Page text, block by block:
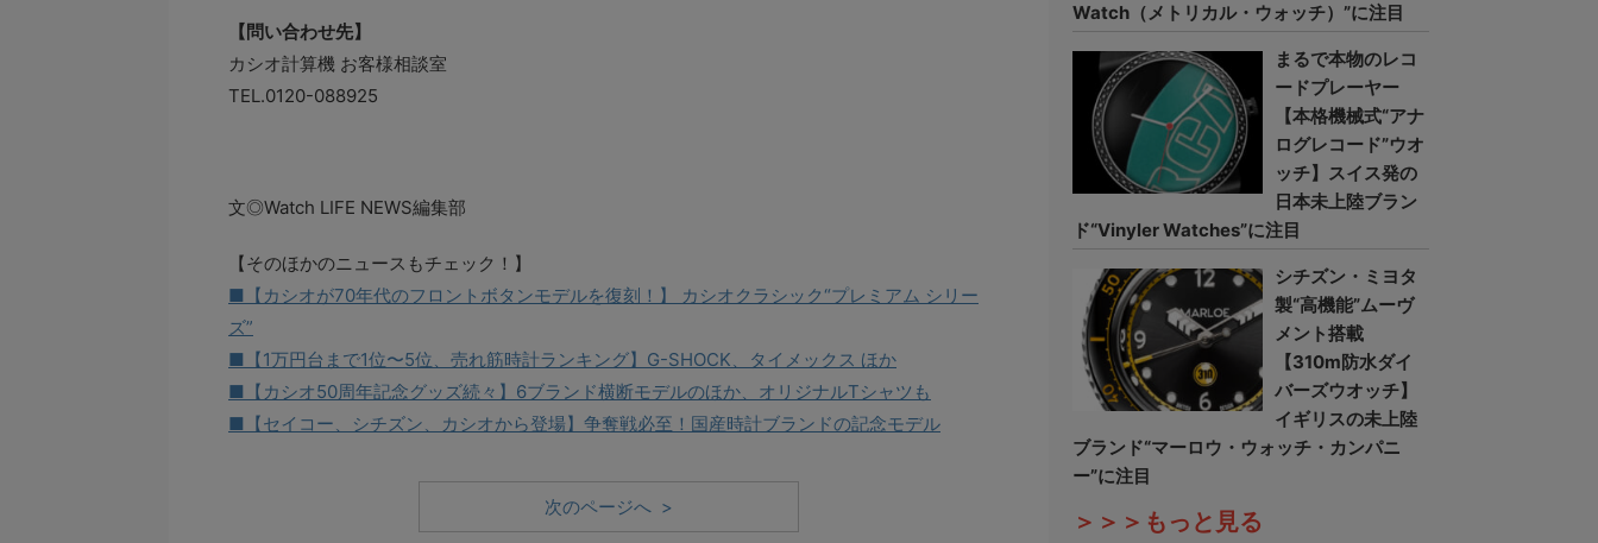
【問い合わせ先】
カシオ計算機 お客様相談室
TEL.0120-088925
文◎Watch LIFE NEWS編集部
【そのほかのニュースもチェック！】
■【カシオが70年代のフロントボタンモデルを復刻！】 カシオクラシック“プレミアム シリー
ズ”
■【1万円台まで1位〜5位、売れ筋時計ランキング】G-SHOCK、タイメックス ほか
■【カシオ50周年記念グッズ続々】6ブランド横断モデルのほか、オリジナルTシャツも
■【セイコー、シチズン、カシオから登場】争奪戦必至！国産時計ブランドの記念モデル
次のページへ >
Watch（メトリカル・ウォッチ）”に注目
まるで本物のレコ
ードプレーヤー
【本格機械式“アナ
ログレコード”ウオ
ッチ】スイス発の
日本未上陸ブラン
ド“Vinyler Watches”に注目
シチズン・ミヨタ
製“高機能”ムーヴ
メント搭載
【310m防水ダイ
バーズウオッチ】
イギリスの未上陸
ブランド“マーロウ・ウォッチ・カンパニ
ー”に注目
＞＞＞もっと見る